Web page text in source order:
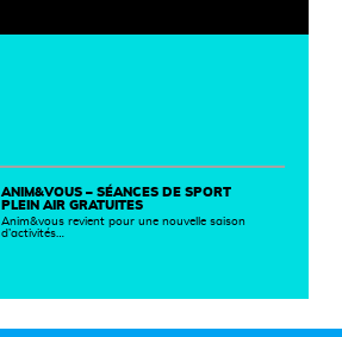
ANIM&VOUS – SÉANCES DE SPORT
PLEIN AIR GRATUITES
Anim&vous revient pour une nouvelle saison
d’activités…